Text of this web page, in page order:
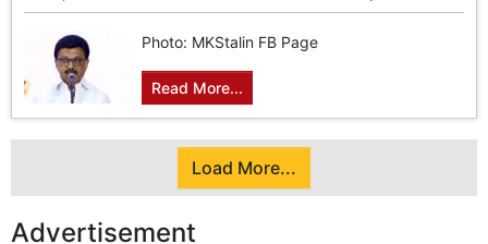
Photo: MKStalin FB Page
Read More...
Load More...
Advertisement